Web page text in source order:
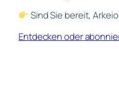
Sind Sie bereit,
Entdecken oder